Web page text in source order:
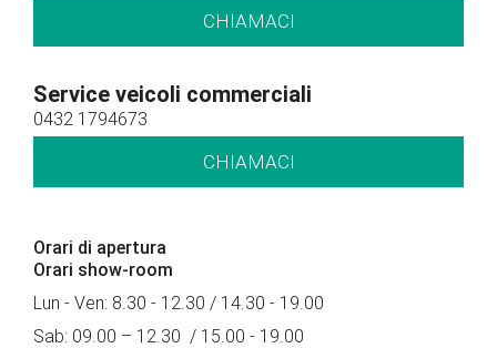
CHIAMACI
Service veicoli commerciali
0432 1794673
CHIAMACI
Orari di apertura
Orari show-room
Lun - Ven: 8.30 - 12.30 / 14.30 - 19.00
Sab: 09.00 – 12.30 / 15.00 - 19.00